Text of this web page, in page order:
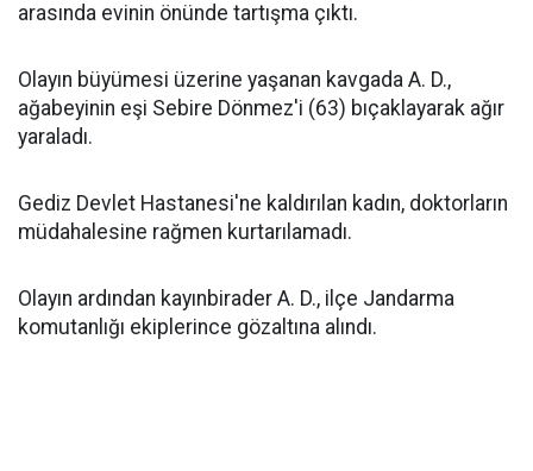
arasında evinin önünde tartışma çıktı.
Olayın büyümesi üzerine yaşanan kavgada A. D.,
ağabeyinin eşi Sebire Dönmez'i (63) bıçaklayarak ağır
yaraladı.
Gediz Devlet Hastanesi'ne kaldırılan kadın, doktorların
müdahalesine rağmen kurtarılamadı.
Olayın ardından kayınbirader A. D., ilçe Jandarma
komutanlığı ekiplerince gözaltına alındı.